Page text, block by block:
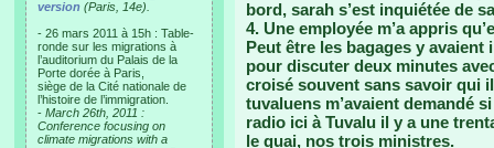
version (Paris, 14e).
- 26 mars 2011 à 15h : Table-
ronde sur les migrations à
l’auditorium du Palais de la
Porte dorée à Paris,
siège de la Cité nationale de
l’histoire de l’immigration.
- March 26th, 2011 :
Conference focusing on
climate migrations with a
bord, sarah s’est inquiétée de
4. Une employée m’a appris
Peut être les bagages y
pour discuter deux minutes
croisé souvent sans savoir qui
tuvaluens m’avaient demandé
radio ici à Tuvalu il y a une
le quai, nos trois ministres.